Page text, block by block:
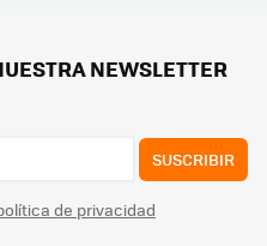
NEWSLETTER
SUSCRIBIR
de privacidad